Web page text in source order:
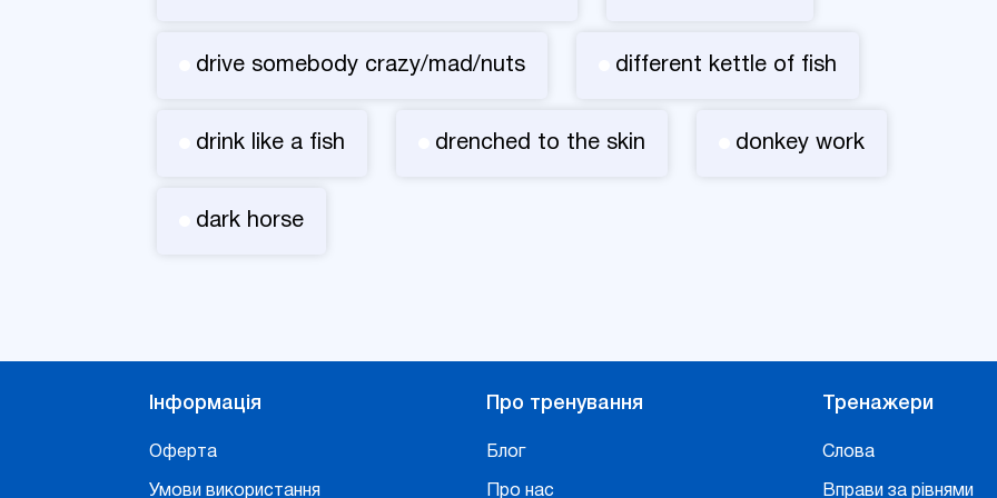
drive somebody crazy/mad/nuts different kettle of fish
drink like a fish drenched to the skin donkey work
dark horse
Інформація
Оферта
Умови використання
Про тренування
Блог
Про нас
Тренажери
Слова
Вправи за рівнями